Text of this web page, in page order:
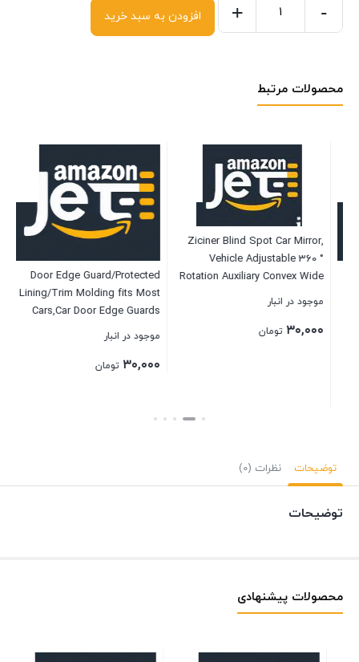
-
+ افزودن به سبد خرید
محصولات مرتبط
Ziciner Blind Spot Car Mirror,
Vehicle Adjustable 360 °
Rotation Auxiliary Convex Wide
Angle Mirror, Auto Snap Way
Universal for Car Truck SUV (A,
موجود در انبار
۳۰,۰۰۰ تومان
Door Edge Guard/Protected
Lining/Trim Molding fits Most
Cars,Car Door Edge Guards
Edge fits Most Cars(16Ft
موجود در انبار
۳۰,۰۰۰ تومان
بستن
توضیحات نظرات (0)
توضیحات
محصولات پیشنهادی